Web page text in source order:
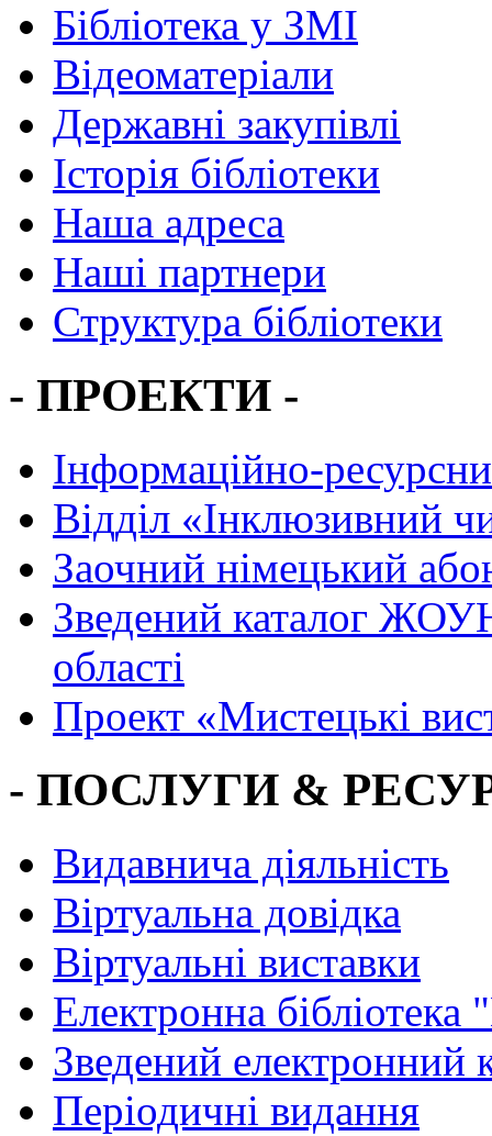
Бібліотека у ЗМІ
Відеоматеріали
Державні закупівлі
Історія бібліотеки
Наша адреса
Наші партнери
Структура бібліотеки
- ПРОЕКТИ -
Інформаційно-
Вiддiл «Інклюзивний
Заочний німецький
Зведений каталог
області
Проект «Мистецькі
- ПОСЛУГИ &
Видавнича діяльність
Віртуальна довідка
Віртуальні виставки
Електронна
Зведений електронний
Періодичні видання